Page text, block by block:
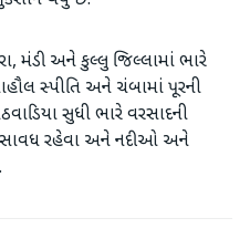
મંડી અને કુલ્લુ જિલ્લામાં ભારે
સ્પીતિ અને ચંબામાં પૂરની
સુધી ભારે વરસાદની
સાવધ રહેવા અને નદીઓ અને